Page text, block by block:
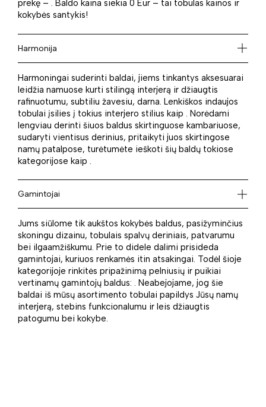
prekę – . Baldo kaina siekia 0 Eur – tai tobulas kainos ir
kokybės santykis!
Harmonija
Harmoningai suderinti baldai, jiems tinkantys aksesuarai
leidžia namuose kurti stilingą interjerą ir džiaugtis
rafinuotumu, subtiliu žavesiu, darna. Lenkiškos indaujos
tobulai įsilies į tokius interjero stilius kaip . Norėdami
lengviau derinti šiuos baldus skirtinguose kambariuose,
sudaryti vientisus derinius, pritaikyti juos skirtingose
namų patalpose, turėtumėte ieškoti šių baldų tokiose
kategorijose kaip .
Gamintojai
Jums siūlome tik aukštos kokybės baldus, pasižyminčius
skoningu dizainu, tobulais spalvų deriniais, patvarumu
bei ilgaamžiškumu. Prie to didele dalimi prisideda
gamintojai, kuriuos renkamės itin atsakingai. Todėl šioje
kategorijoje rinkitės pripažinimą pelniusių ir puikiai
vertinamų gamintojų baldus: . Neabejojame, jog šie
baldai iš mūsų asortimento tobulai papildys Jūsų namų
interjerą, stebins funkcionalumu ir leis džiaugtis
patogumu bei kokybe.